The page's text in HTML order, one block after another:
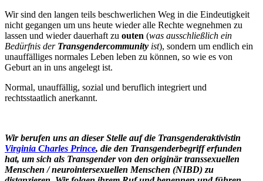
Wir sind den langen teils beschwerlichen Weg in die Eindeutigkeit
nicht gegangen um uns heute wieder alle Rechte wegnehmen zu
lassen und wieder dauerhaft zu outen (was ausschließlich ein
Bedürfnis der Transgendercommunity ist), sondern um endlich ein
unauffälliges normales Leben leben zu können, so wie es von
Geburt an in uns angelegt ist.
Normal, unauffällig, sozial und beruflich integriert und
rechtsstaatlich anerkannt.
Wir berufen uns an dieser Stelle auf die Transgenderaktivistin
Virginia Charles Prince, die den Transgenderbegriff erfunden
hat, um sich als Transgender von den originär transsexuellen
Menschen / neurointersexuellen Menschen (NIBD) zu